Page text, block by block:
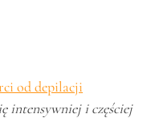
od depilacji
intensywniej i częściej